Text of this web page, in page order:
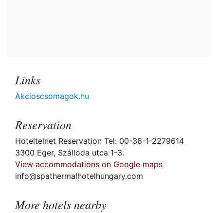
Links
Akcioscsomagok.hu
Reservation
Hoteltelnet Reservation Tel: 00-36-1-2279614
3300 Eger, Szálloda utca 1-3.
View accommodations on Google maps
info@spathermalhotelhungary.com
More hotels nearby